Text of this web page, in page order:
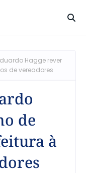
Hagge rever
de vereadores
de
à